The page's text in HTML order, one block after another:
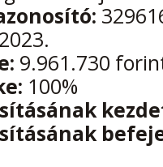
2023.
9.961.730
100%